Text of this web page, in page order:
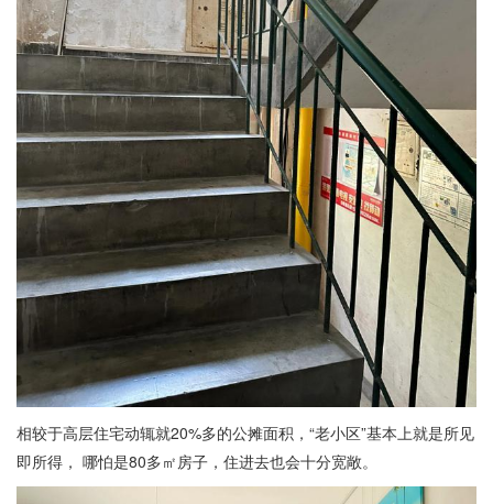
相较于高层住宅动辄就20%多的公摊面积，“老小区”基本上就是所见
即所得， 哪怕是80多㎡房子，住进去也会十分宽敞。